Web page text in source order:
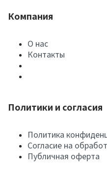
Компания
О нас
Контакты
Политики и согласия
Политика
Согласие на
Публичная оферта